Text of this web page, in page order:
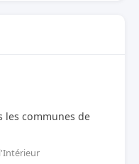
les communes de